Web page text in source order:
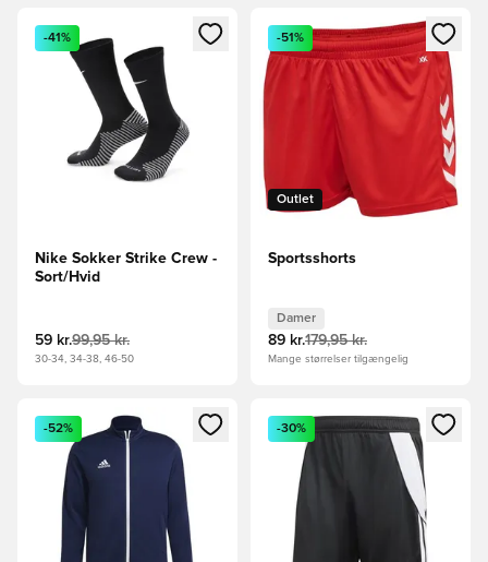
Åbner en Modal til at logge ind eller tilmelde dig som
-41%
Nike Sokker Strike Crew -
Sort/Hvid
59 kr.99,95 kr.
30-34, 34-38, 46-50
Åbner en Modal til at logge
Outlet
-51%
Sportsshorts
Damer
89 kr.179,95 kr.
Mange størrelser tilgængelig
Åbner en Modal til at logge ind eller tilmelde dig som
-52%
Åbner en Modal til at logge
-30%